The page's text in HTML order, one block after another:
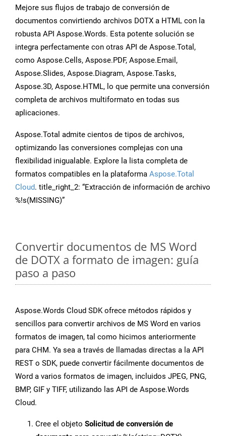
Mejore sus flujos de trabajo de conversión de
documentos convirtiendo archivos DOTX a HTML con la
robusta API Aspose.Words. Esta potente solución se
integra perfectamente con otras API de Aspose.Total,
como Aspose.Cells, Aspose.PDF, Aspose.Email,
Aspose.Slides, Aspose.Diagram, Aspose.Tasks,
Aspose.3D, Aspose.HTML, lo que permite una conversión
completa de archivos multiformato en todas sus
aplicaciones.
Aspose.Total admite cientos de tipos de archivos,
optimizando las conversiones complejas con una
flexibilidad inigualable. Explore la lista completa de
formatos compatibles en la plataforma Aspose.Total
Cloud. title_right_2: “Extracción de información de archivo
%!s(MISSING)”
Convertir documentos de MS Word
de DOTX a formato de imagen: guía
paso a paso
Aspose.Words Cloud SDK ofrece métodos rápidos y
sencillos para convertir archivos de MS Word en varios
formatos de imagen, tal como hicimos anteriormente
para CHM. Ya sea a través de llamadas directas a la API
REST o SDK, puede convertir fácilmente documentos de
Word a varios formatos de imagen, incluidos JPEG, PNG,
BMP, GIF y TIFF, utilizando las API de Aspose.Words
Cloud.
Cree el objeto Solicitud de conversión de